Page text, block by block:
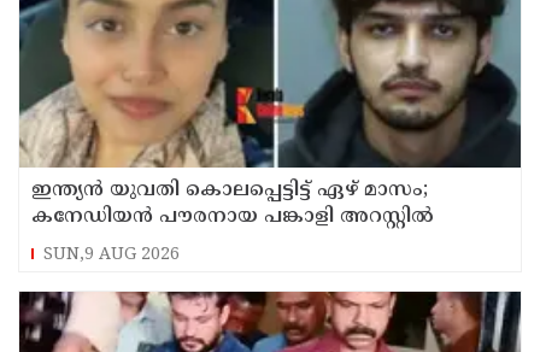
ഇന്ത്യന്‍ യുവതി കൊലപ്പെട്ടിട്ട് ഏഴ് മാസം;
കനേഡിയന്‍ പൗരനായ പങ്കാളി അറസ്റ്റില്‍
SUN,9 AUG 2026